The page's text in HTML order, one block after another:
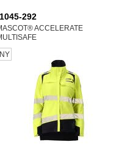
292
ACCELERATE
NY